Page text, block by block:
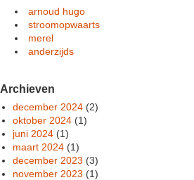
arnoud hugo
stroomopwaarts
merel
anderzijds
Archieven
december 2024 (2)
oktober 2024 (1)
juni 2024 (1)
maart 2024 (1)
december 2023 (3)
november 2023 (1)